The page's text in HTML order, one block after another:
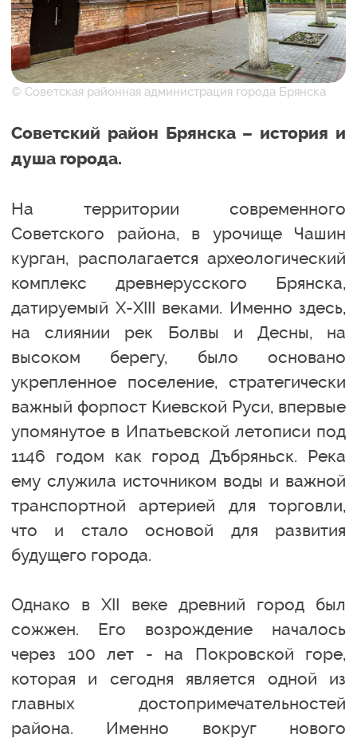
© Советская районная администрация города Брянска
Советский район Брянска – история и
душа города.
На территории современного
Советского района, в урочище Чашин
курган, располагается археологический
комплекс древнерусского Брянска,
датируемый X-XIII веками. Именно здесь,
на слиянии рек Болвы и Десны, на
высоком берегу, было основано
укрепленное поселение, стратегически
важный форпост Киевской Руси, впервые
упомянутое в Ипатьевской летописи под
1146 годом как город Дъбряньск. Река
ему служила источником воды и важной
транспортной артерией для торговли,
что и стало основой для развития
будущего города.
Однако в XII веке древний город был
сожжен. Его возрождение началось
через 100 лет - на Покровской горе,
которая и сегодня является одной из
главных достопримечательностей
района. Именно вокруг нового